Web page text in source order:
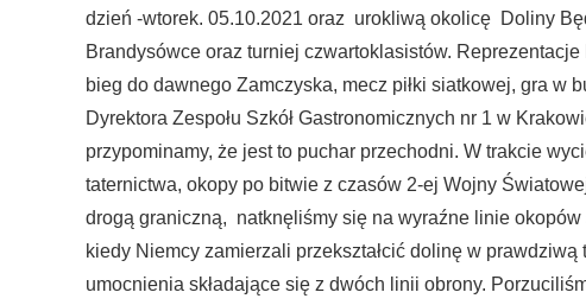
dzień -wtorek. 05.10.2021 oraz urokliwą okolicę Doliny
Brandysówce oraz turniej czwartoklasistów.
bieg do dawnego Zamczyska, mecz piłki siatkowej, gra w
Dyrektora Zespołu Szkół Gastronomicznych nr 1 w
przypominamy, że jest to puchar przechodni. W trakcie
taternictwa, okopy po bitwie z czasów 2-ej Wojny
drogą graniczną, natknęliśmy się na wyraźne linie
kiedy Niemcy zamierzali przekształcić dolinę w
umocnienia składające się z dwóch linii obrony.